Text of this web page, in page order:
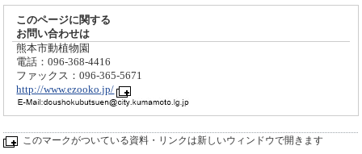
このページに関する
お問い合わせは
熊本市動植物園
電話：096-368-4416
ファックス：096-365-5671
http://www.ezooko.jp/
このマークがついている資料・リンクは新しいウィンドウで開きます